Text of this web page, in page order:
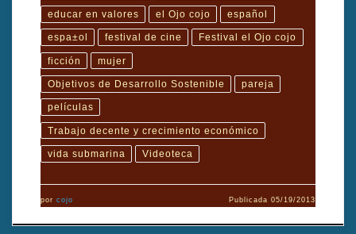
educar en valores el Ojo cojo español
espa±ol festival de cine Festival el Ojo cojo
ficción mujer
Objetivos de Desarrollo Sostenible pareja
películas
Trabajo decente y crecimiento económico
vida submarina Videoteca
por cojo Publicada05/19/2013